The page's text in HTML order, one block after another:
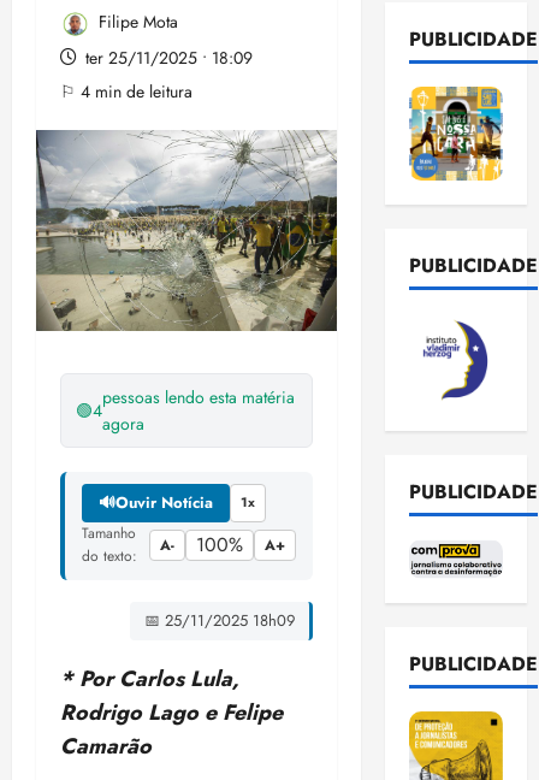
Filipe Mota
ter 25/11/2025 • 18:09
⚐ 4 min de leitura
🟢4
pessoas lendo esta matéria
agora
🔊Ouvir Notícia 1x
Tamanho
do texto:
A- 100% A+
📅 25/11/2025 18h09
* Por Carlos Lula,
Rodrigo Lago e Felipe
Camarão
PUBLICIDADE
PUBLICIDADE
PUBLICIDADE
PUBLICIDADE